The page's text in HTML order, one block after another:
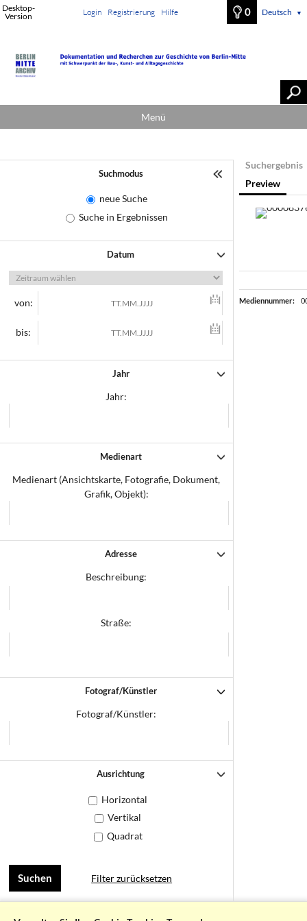
Desktop-
Version
Login Registrierung Hilfe 0 Deutsch ▼
Menü
Suchmodus
neue Suche
Suche in Ergebnissen
Datum
von:
bis:
Jahr
Jahr:
Medienart
Medienart (Ansichtskarte, Fotografie, Dokument,
Grafik, Objekt):
Adresse
Beschreibung:
Straße:
Fotograf/Künstler
Fotograf/Künstler:
Ausrichtung
Horizontal
Vertikal
Quadrat
Filter zurücksetzen
Suchergebnis
Preview
Mediennummer: